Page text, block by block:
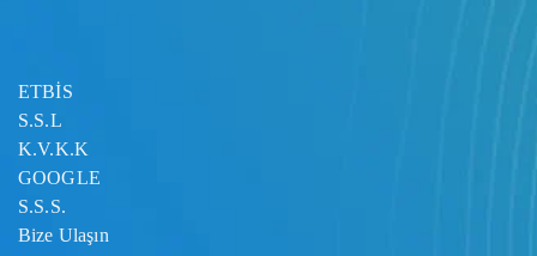
ETBİS
S.S.L
K.V.K.K
GOOGLE
S.S.S.
Bize Ulaşın